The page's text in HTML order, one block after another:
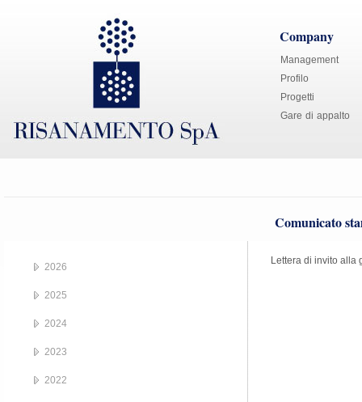
Company
Management
Profilo
Progetti
Gare di appalto
Comunicato
Lettera di invito alla
2026
2025
2024
2023
2022